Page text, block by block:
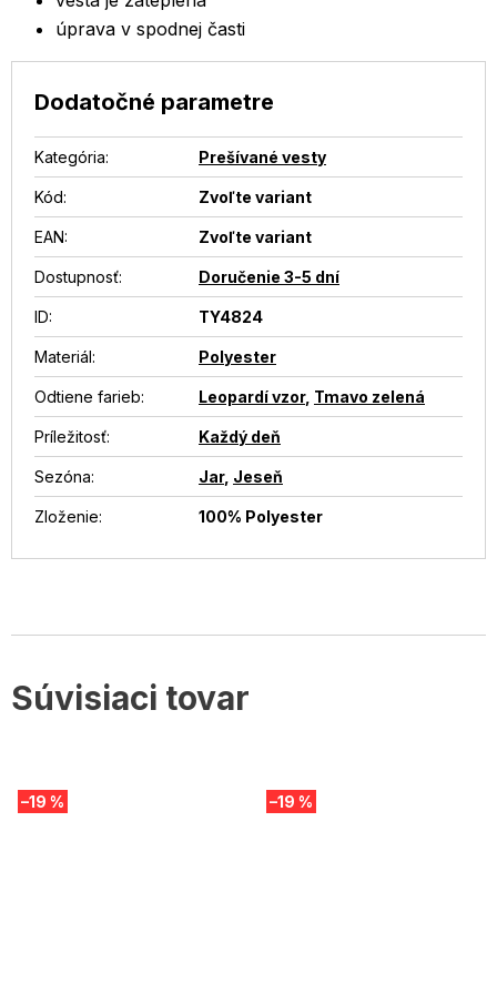
Súvisiaci tovar
–19 % –19 %
úprava v spodnej časti
Dodatočné parametre
Kategória: Prešívané vesty
Kód: Zvoľte variant
EAN: Zvoľte variant
Dostupnosť: Doručenie 3-5 dní
ID: TY4824
Materiál: Polyester
Odtiene farieb: Leopardí vzor, Tmavo zelená
Príležitosť: Každý deň
Sezóna: Jar, Jeseň
Zloženie: 100% Polyester